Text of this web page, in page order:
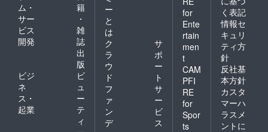
ム・
サー
ビス
開発
籍
・
雑
誌
出
版
ビジ
ネ
ス・
起業
ビ
ュ
ー
テ
ィ
ー
と
は
ク
ラ
ウ
ド
フ
ァ
ン
デ
サ
ポ
ー
ト
サ
ー
ビ
ス
for
Ente
rtain
men
t
CAM
PFI
RE
for
Spor
ts
く表記
情報セ
キュリ
ティ方
針
反社基
本方針
カスタ
マーハ
ラスメ
ントに